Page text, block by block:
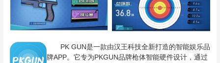
PK GUN是一款由汉王科技全新打造的智能娱乐品
牌APP。它专为PKGUN品牌枪体智能硬件设计，通过